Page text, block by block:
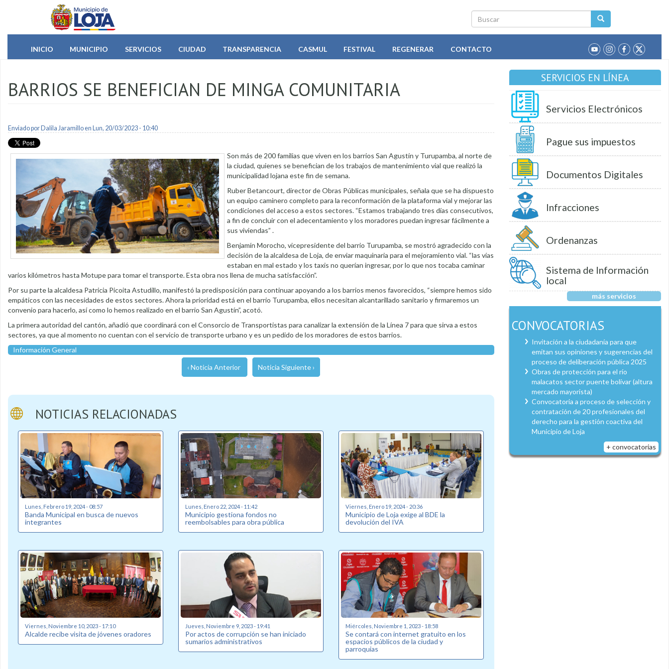
Pasar al contenido principal
Buscar
INICIO
MUNICIPIO SERVICIOS CIUDAD TRANSPARENCIA CASMUL FESTIVAL REGENERAR CONTACTO
BARRIOS SE BENEFICIAN DE MINGA COMUNITARIA
Enviado por Dalila Jaramilloen Lun, 20/03/2023 - 10:40
Son más de 200 familias que viven en los barrios San Agustín y Turupamba, al norte de
la ciudad, quienes se benefician de los trabajos de mantenimiento vial que realizó la
municipalidad lojana este fin de semana.
Ruber Betancourt, director de Obras Públicas municipales, señala que se ha dispuesto
un equipo caminero completo para la reconformación de la plataforma vial y mejorar las
condiciones del acceso a estos sectores. “Estamos trabajando tres días consecutivos,
a fin de concluir con el adecentamiento y los moradores puedan ingresar fácilmente a
sus viviendas” .
Benjamín Morocho, vicepresidente del barrio Turupamba, se mostró agradecido con la
decisión de la alcaldesa de Loja, de enviar maquinaria para el mejoramiento vial. “las vías
estaban en mal estado y los taxis no querían ingresar, por lo que nos tocaba caminar
varios kilómetros hasta Motupe para tomar el transporte. Esta obra nos llena de mucha satisfacción”.
Por su parte la alcaldesa Patricia Picoita Astudillo, manifestó la predisposición para continuar apoyando a los barrios menos favorecidos, “siempre hemos sido
empáticos con las necesidades de estos sectores. Ahora la prioridad está en el barrio Turupamba, ellos necesitan alcantarillado sanitario y firmaremos un
convenio para hacerlo, así como lo hemos realizado en el barrio San Agustín”, acotó.
La primera autoridad del cantón, añadió que coordinará con el Consorcio de Transportistas para canalizar la extensión de la Línea 7 para que sirva a estos
sectores, ya que al momento no cuentan con el servicio de transporte urbano y es un pedido de los moradores de estos barrios.
Información General
‹ Noticia Anterior Noticia Siguiente ›
NOTICIAS RELACIONADAS
Lunes, Febrero 19, 2024 - 08:57
Banda Municipal en busca de nuevos
integrantes
Lunes, Enero 22, 2024 - 11:42
Municipio gestiona fondos no
reembolsables para obra pública
Viernes, Enero 19, 2024 - 20:36
Municipio de Loja exige al BDE la
devolución del IVA
Viernes, Noviembre 10, 2023 - 17:10
Alcalde recibe visita de jóvenes oradores
Jueves, Noviembre 9, 2023 - 19:41
Por actos de corrupción se han iniciado
sumarios administrativos
Miércoles, Noviembre 1, 2023 - 18:58
Se contará con internet gratuito en los
espacios públicos de la ciudad y
parroquias
SERVICIOS EN LÍNEA
Servicios Electrónicos
Pague sus impuestos
Documentos Digitales
Infracciones
Ordenanzas
Sistema de Información
local
más servicios
CONVOCATORIAS
Invitación a la ciudadanía para que
emitan sus opiniones y sugerencias del
proceso de deliberación pública 2025
Obras de protección para el río
malacatos sector puente bolívar (altura
mercado mayorista)
Convocatoria a proceso de selección y
contratación de 20 profesionales del
derecho para la gestión coactiva del
Municipio de Loja
+ convocatorias